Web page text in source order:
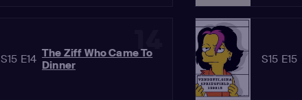
14
S15 E14 The Ziff Who Came To
Dinner
S15 E15